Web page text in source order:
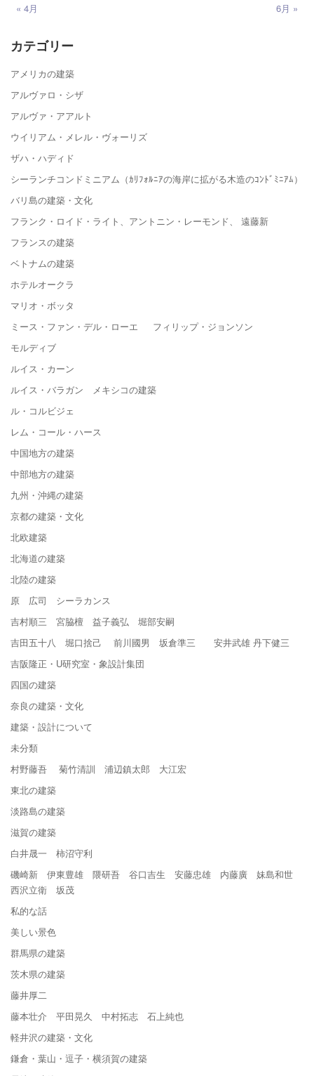
« 4月 6月 »
カテゴリー
アメリカの建築
アルヴァロ・シザ
アルヴァ・アアルト
ウイリアム・メレル・ヴォーリズ
ザハ・ハディド
シーランチコンドミニアム（ｶﾘﾌｫﾙﾆｱの海岸に拡がる木造のｺﾝﾄﾞﾐﾆｱﾑ）
バリ島の建築・文化
フランク・ロイド・ライト、アントニン・レーモンド、 遠藤新
フランスの建築
ベトナムの建築
ホテルオークラ
マリオ・ボッタ
ミース・ファン・デル・ローエ フィリップ・ジョンソン
モルディブ
ルイス・カーン
ルイス・バラガン メキシコの建築
ル・コルビジェ
レム・コール・ハース
中国地方の建築
中部地方の建築
九州・沖縄の建築
京都の建築・文化
北欧建築
北海道の建築
北陸の建築
原 広司 シーラカンス
吉村順三 宮脇檀 益子義弘 堀部安嗣
吉田五十八 堀口捨己 前川國男 坂倉準三 安井武雄 丹下健三
吉阪隆正・U研究室・象設計集団
四国の建築
奈良の建築・文化
建築・設計について
未分類
村野藤吾 菊竹清訓 浦辺鎮太郎 大江宏
東北の建築
淡路島の建築
滋賀の建築
白井晟一 柿沼守利
磯崎新 伊東豊雄 隈研吾 谷口吉生 安藤忠雄 内藤廣 妹島和世
西沢立衛 坂茂
私的な話
美しい景色
群馬県の建築
茨木県の建築
藤井厚二
藤本壮介 平田晃久 中村拓志 石上純也
軽井沢の建築・文化
鎌倉・葉山・逗子・横須賀の建築